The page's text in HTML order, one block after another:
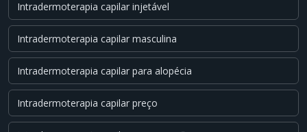
Intradermoterapia capilar injetável
Intradermoterapia capilar masculina
Intradermoterapia capilar para alopécia
Intradermoterapia capilar preço